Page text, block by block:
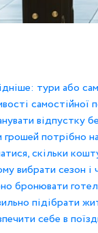
тури або
самостійної
відпустку
грошей потрібно
скільки
вибрати сезон і
бронювати
підібрати
себе в